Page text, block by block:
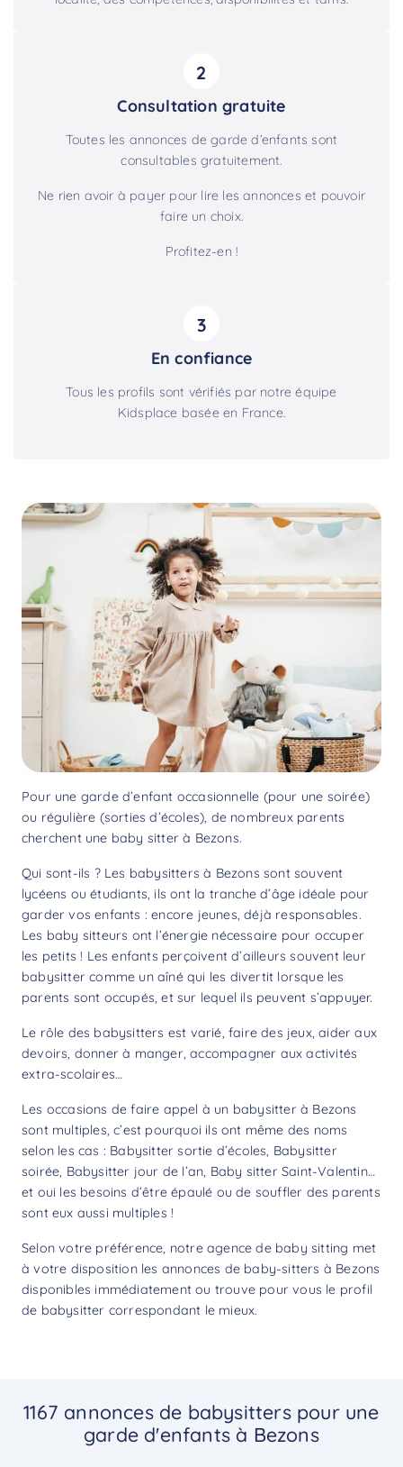
2
Consultation gratuite
Toutes les annonces de garde d’enfants sont
consultables gratuitement.
Ne rien avoir à payer pour lire les annonces et pouvoir
faire un choix.
Profitez-en !
3
En confiance
Tous les profils sont vérifiés par notre équipe
Kidsplace basée en France.
Pour une garde d’enfant occasionnelle (pour une soirée)
ou régulière (sorties d’écoles), de nombreux parents
cherchent une baby sitter à Bezons.
Qui sont-ils ? Les babysitters à Bezons sont souvent
lycéens ou étudiants, ils ont la tranche d’âge idéale pour
garder vos enfants : encore jeunes, déjà responsables.
Les baby sitteurs ont l’énergie nécessaire pour occuper
les petits ! Les enfants perçoivent d’ailleurs souvent leur
babysitter comme un aîné qui les divertit lorsque les
parents sont occupés, et sur lequel ils peuvent s’appuyer.
Le rôle des babysitters est varié, faire des jeux, aider aux
devoirs, donner à manger, accompagner aux activités
extra-scolaires…
Les occasions de faire appel à un babysitter à Bezons
sont multiples, c’est pourquoi ils ont même des noms
selon les cas : Babysitter sortie d’écoles, Babysitter
soirée, Babysitter jour de l’an, Baby sitter Saint-Valentin…
et oui les besoins d’être épaulé ou de souffler des parents
sont eux aussi multiples !
Selon votre préférence, notre agence de baby sitting met
à votre disposition les annonces de baby-sitters à Bezons
disponibles immédiatement ou trouve pour vous le profil
de babysitter correspondant le mieux.
1167 annonces de babysitters pour une
garde d'enfants à Bezons